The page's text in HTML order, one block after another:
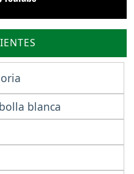
blanca